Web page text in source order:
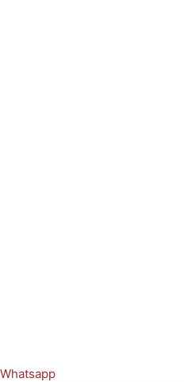
Whatsapp